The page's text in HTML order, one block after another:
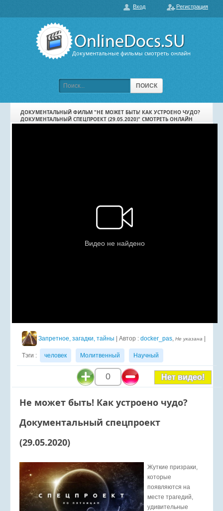
Документальные фильмы смотреть онлайн
ПОИСК
О нас
Вход Регистрация
ПОПУЛЯРНЫЕ
ПОДБОРКИ ФИЛЬМОВ
ДОКУМЕНТАЛЬНЫЙ ФИЛЬМ "НЕ МОЖЕТ БЫТЬ! КАК УСТРОЕНО ЧУДО?
ДОКУМЕНТАЛЬНЫЙ СПЕЦПРОЕКТ (29.05.2020)" СМОТРЕТЬ ОНЛАЙН
Запретное, загадки, тайны | Автор : docker_pas, Не указана
Тэги : человек Молитвенный Научный
0 Нет видео!
Не может быть! Как устроено чудо?
Документальный спецпроект
(29.05.2020)
Жуткие призраки,
которые
появляются на
месте трагедий,
удивительные